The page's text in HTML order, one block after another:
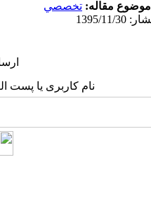
موضوع مقاله: تخصصي
نام کاربری یا پست